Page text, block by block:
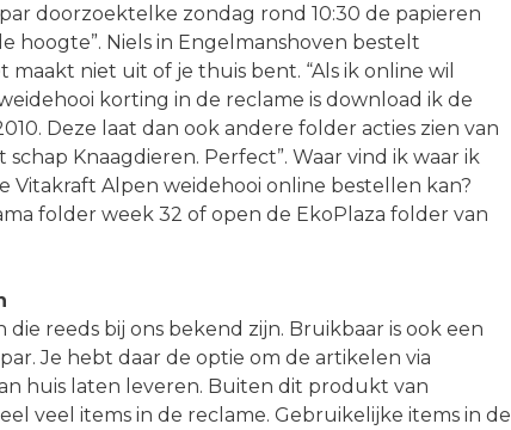
doorzoektelke zondag rond 10:30 de papieren
hoogte”. Niels in Engelmanshoven bestelt
niet uit of je thuis bent. “Als ik online wil
korting in de reclame is download ik de
Deze laat dan ook andere folder acties zien van
Knaagdieren. Perfect”. Waar vind ik waar ik
Vitakraft Alpen weidehooi online bestellen kan?
folder week 32 of open de EkoPlaza folder van
reeds bij ons bekend zijn. Bruikbaar is ook een
Je hebt daar de optie om de artikelen via
huis laten leveren. Buiten dit produkt van
veel items in de reclame. Gebruikelijke items in de